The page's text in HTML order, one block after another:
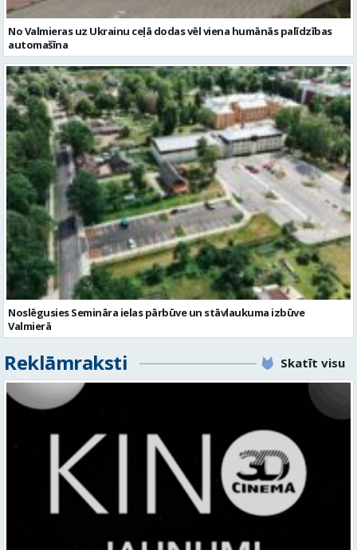
Noslēgusies Semināra ielas pārbūve un stāvlaukuma izbūve
Valmierā
Reklāmraksti Skatīt visu